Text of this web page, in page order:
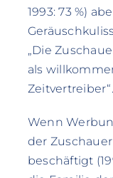
1993: 73 %)
„Die
als
Zeitvertreiber“.
Wenn
der
beschäftigt